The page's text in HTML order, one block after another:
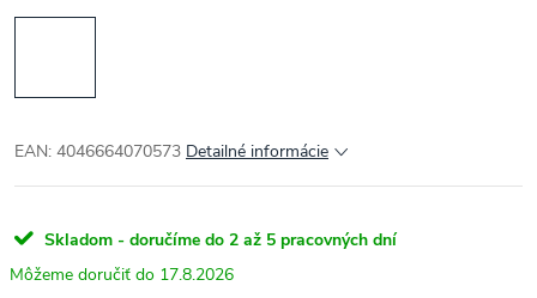
EAN: 4046664070573 Detailné informácie
Skladom - doručíme do 2 až 5 pracovných dní
17.8.2026